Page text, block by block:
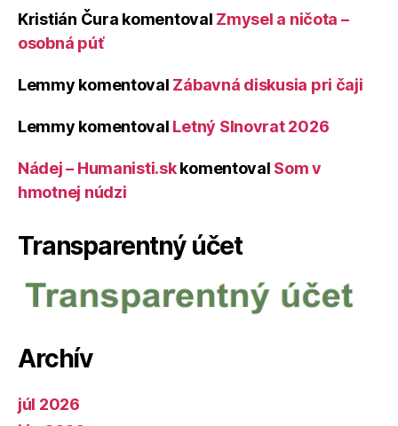
Kristián Čura komentoval Zmysel a ničota –
osobná púť
Lemmy komentoval Zábavná diskusia pri čaji
Lemmy komentoval Letný Slnovrat 2026
Nádej – Humanisti.skkomentoval Som v
hmotnej núdzi
Transparentný účet
Archív
júl 2026